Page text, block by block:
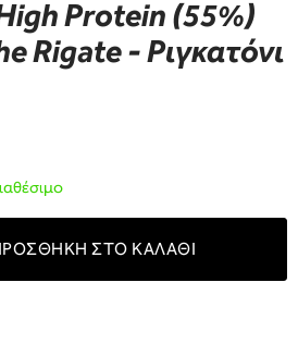
Protein (55%)
Rigate - Ριγκατόνι
ΣΤΟ ΚΑΛΑΘΙ